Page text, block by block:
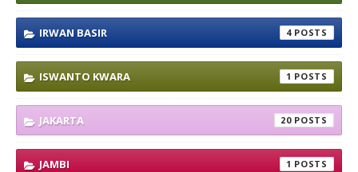
IRWAN BASIR 4
ISWANTO KWARA 1
JAKARTA 20
JAMBI 1